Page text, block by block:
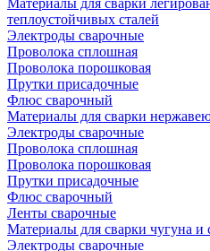
Материалы для сварки
теплоустойчивых сталей
Электроды сварочные
Проволока сплошная
Проволока порошковая
Прутки присадочные
Флюс сварочный
Материалы для сварки
Электроды сварочные
Проволока сплошная
Проволока порошковая
Прутки присадочные
Флюс сварочный
Ленты сварочные
Материалы для сварки чугуна и
Электроды сварочные